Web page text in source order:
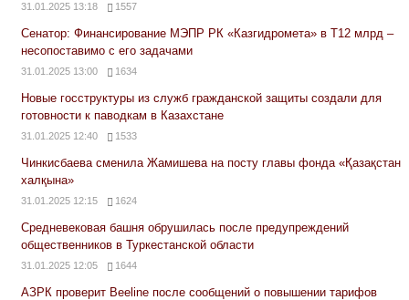
31.01.2025 13:18 1557
Сенатор: Финансирование МЭПР РК «Казгидромета» в Т12 млрд –
несопоставимо с его задачами
31.01.2025 13:00 1634
Новые госструктуры из служб гражданской защиты создали для
готовности к паводкам в Казахстане
31.01.2025 12:40 1533
Чинкисбаева сменила Жамишева на посту главы фонда «Қазақстан
халқына»
31.01.2025 12:15 1624
Средневековая башня обрушилась после предупреждений
общественников в Туркестанской области
31.01.2025 12:05 1644
АЗРК проверит Beeline после сообщений о повышении тарифов